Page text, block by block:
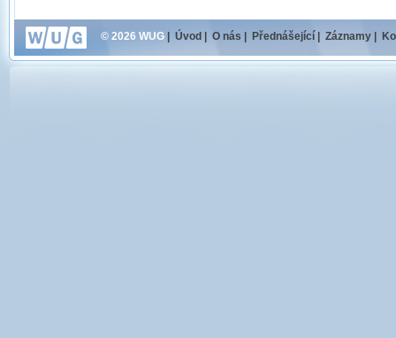
© 2026 WUG Úvod O nás Přednášející Záznamy